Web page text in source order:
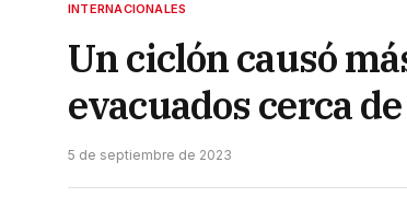
INTERNACIONALES
Un ciclón causó
evacuados cerca
5 de septiembre de 2023